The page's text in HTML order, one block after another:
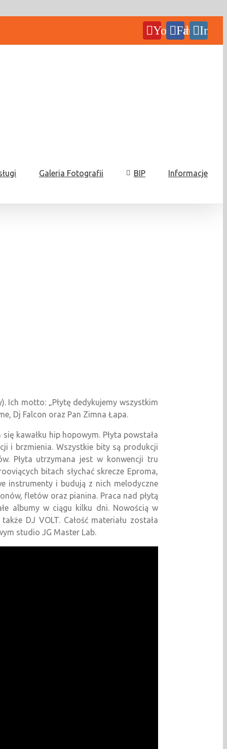
YouTubeFacebook
Galeria Fotografii BIP Informacje
Ich motto: „Płytę dedykujemy wszystkim
Dj Falcon oraz Pan Zimna Łapa.
kawałku hip hopowym. Płyta powstała
i brzmienia. Wszystkie bity są produkcji
Płyta utrzymana jest w konwencji tru
bitach słychać skrecze Eproma,
instrumenty i budują z nich melodyczne
fletów oraz pianina. Praca nad płytą
albumy w ciągu kilku dni. Nowością w
DJ VOLT. Całość materiału została
studio JG Master Lab.